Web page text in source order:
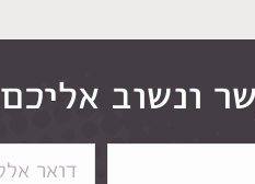
ונשוב אליכם